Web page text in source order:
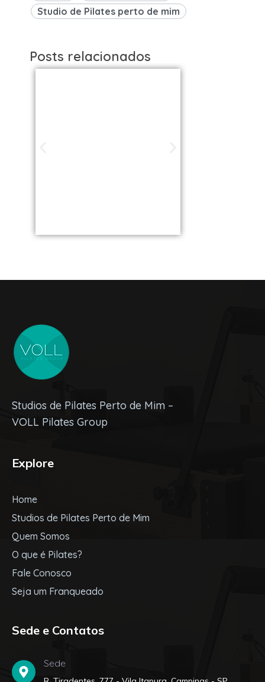
Studio de Pilates perto de mim
Posts relacionados
Studios de Pilates Perto de Mim –
VOLL Pilates Group
Explore
Home
Studios de Pilates Perto de Mim
Quem Somos
O que é Pilates?
Fale Conosco
Seja um Franqueado
Sede e Contatos
Sede